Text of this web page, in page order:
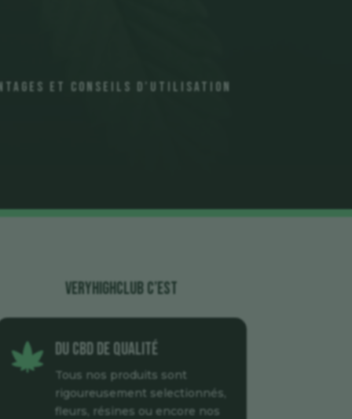
et Conseils d’Utilisation
veryhighclub c’est
 Du CBD de qualité
Tous nos produits sont
rigoureusement selectionnés,
fleurs, résines ou encore nos